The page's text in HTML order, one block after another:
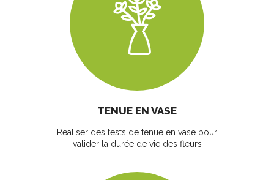
TENUE EN VASE
Réaliser des tests de tenue en vase pour
valider la durée de vie des fleurs